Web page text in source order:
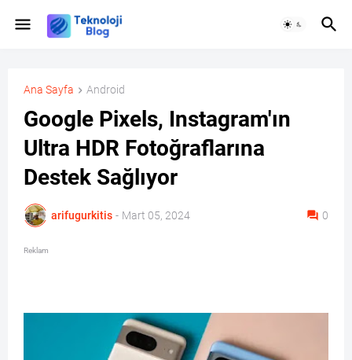
Ana Sayfa Android
Google Pixels, Instagram'ın
Ultra HDR Fotoğraflarına
Destek Sağlıyor
arifugurkitis - Mart 05, 2024 0
Reklam